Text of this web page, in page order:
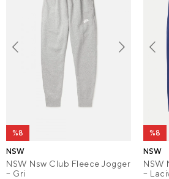
%8
NSW
NSW Nsw Club Fleece Jogger
– Gri
%8
NSW
NSW
–